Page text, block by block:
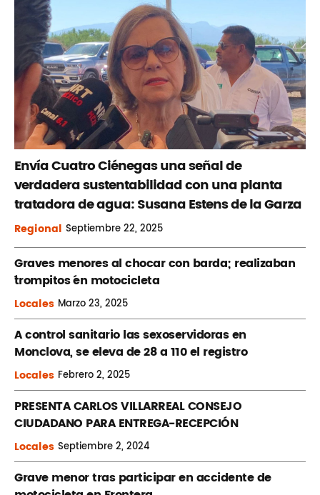
Envía Cuatro Ciénegas una señal de
verdadera sustentabilidad con una planta
tratadora de agua: Susana Estens de la Garza
Regional Septiembre22, 2025
Graves menores al chocar con barda; realizaban
´trompitos ´en motocicleta
Locales Marzo23, 2025
A control sanitario las sexoservidoras en
Monclova, se eleva de 28 a 110 el registro
Locales Febrero2, 2025
PRESENTA CARLOS VILLARREAL CONSEJO
CIUDADANO PARA ENTREGA-RECEPCIÓN
Locales Septiembre2, 2024
Grave menor tras participar en accidente de